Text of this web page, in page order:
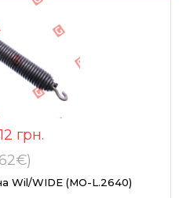
грн.
Wil/WIDE (MO-L.2640)